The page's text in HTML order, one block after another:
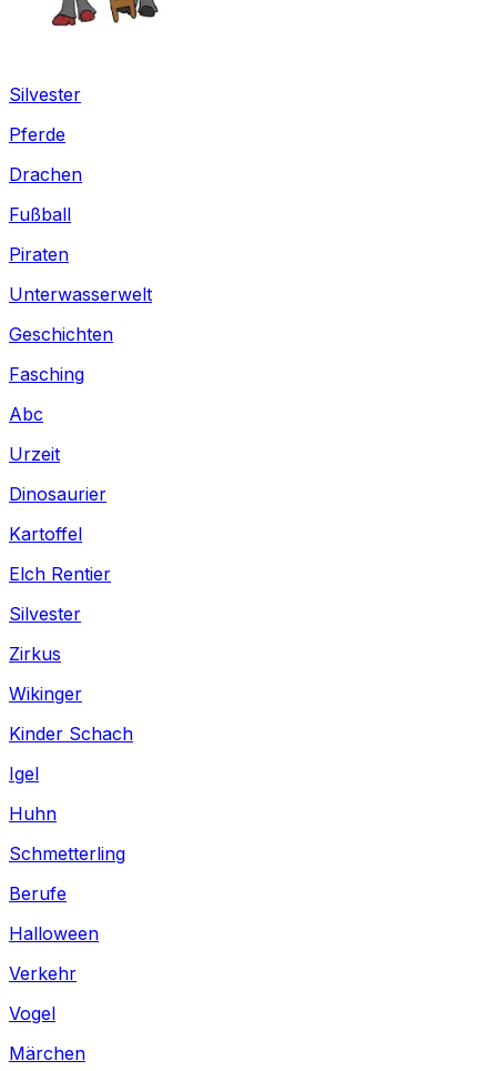
Silvester
Pferde
Drachen
Fußball
Piraten
Unterwasserwelt
Geschichten
Fasching
Abc
Urzeit
Dinosaurier
Kartoffel
Elch Rentier
Silvester
Zirkus
Wikinger
Kinder Schach
Igel
Huhn
Schmetterling
Berufe
Halloween
Verkehr
Vogel
Märchen